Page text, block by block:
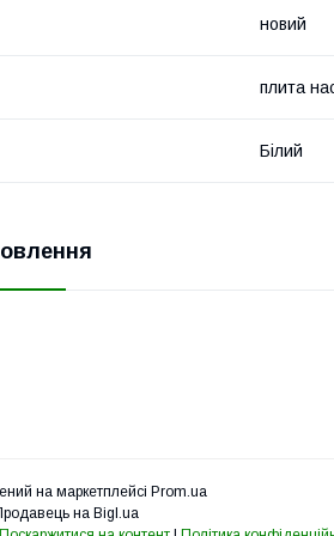
новий
плита
Білий
на маркетплейсі Prom.ua
на Bigl.ua